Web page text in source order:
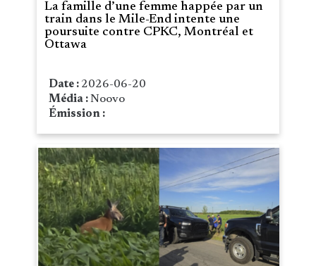
La famille d’une femme happée par un
train dans le Mile-End intente une
poursuite contre CPKC, Montréal et
Ottawa
Date : 2026-06-20
Média :Noovo
Émission :